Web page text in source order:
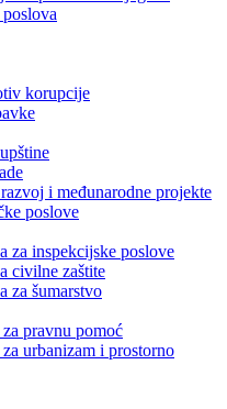
korupcije
i međunarodne projekte
poslove
za inspekcijske poslove
civilne zaštite
za šumarstvo
pravnu pomoć
urbanizam i prostorno